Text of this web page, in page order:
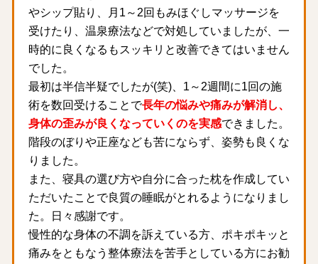
やシップ貼り、月1～2回もみほぐしマッサージを
受けたり、温泉療法などで対処していましたが、一
時的に良くなるもスッキリと改善できてはいません
でした。
最初は半信半疑でしたが(笑)、1～2週間に1回の施
術を数回受けることで長年の悩みや痛みが解消し、
身体の歪みが良くなっていくのを実感できました。
階段のぼりや正座なども苦にならず、姿勢も良くな
りました。
また、寝具の選び方や自分に合った枕を作成してい
ただいたことで良質の睡眠がとれるようになりまし
た。日々感謝です。
慢性的な身体の不調を訴えている方、ポキポキッと
痛みをともなう整体療法を苦手としている方にお勧